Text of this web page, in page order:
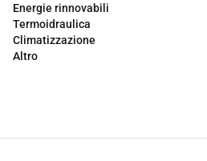
Energie rinnovabili
Termoidraulica
Climatizzazione
Altro